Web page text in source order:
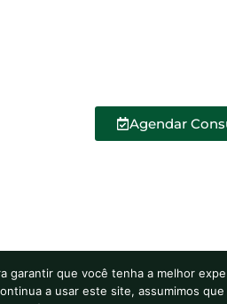
Agendar
garantir que você tenha a melhor
a usar este site, assumimos